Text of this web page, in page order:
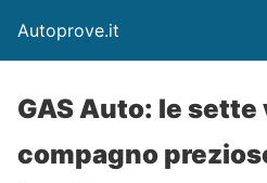
Autoprove.it
GAS Auto: le sette
compagno